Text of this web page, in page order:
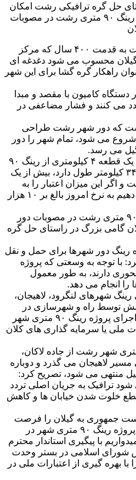
حل گره ترافیکی رشت امکان
تحقق می یابد؛قرار گرفتن پروژه رینگ ۹۰ متری رشت در مصوبات
به گزارش آفتاب خزر ، شهر رشت به قدمت ۴۰۰ سال که مرکز
محسوب می شود دغدغه ای
راهکار گره گشا برای این شهر
دستگاه کامیون با مقصد و مبدا
می کنند و فشار مضاعفی در
است که دور شهر رشت طراحی
می شود، تمام شهر را دور
گیل می رسد.
طبق آخرین برآوردها برای اجرای یک قطعه ۴ کیلومتری از رینگ ۹۰
متری رشت که در مجموع حدود ۳۴ کیلومتر طول دارد، بیش از یک
است و اگر این میزان اعتبار را به
تمام مسیر رینگ ۹۰ متری تعمیم دهیم به نرخ امروز بالغ بر ۱۰ هزار
*قرار گرفتن اجرای پروژه رینگ ۹۰ متری رشت در مصوبات دور
گامی بزرگ در راستای حل گره
رینگ دور شهرها برای حمل و نقل
با توجه به وسعتی که پروژه
دارند، به طور معمول
انجام می دهد.
شهرهای لنگرود، لاهیجان،
توسط راه و شهرسازی در
استان گیلان اشاره کرد و افزود: اجرای پروژه رینگ ۹۰ متری شهر
ملی یا سرمایه گذاری های کلان
با بیان اینکه پروژه رینگ ۹۰ متری شهر رشت از جاده لاکان،
مسیر لاهیجان می گذرد و دوباره
منتهی می شود، تصریح کرد:
می شود ترافیک به جریان اصلی تردد
خلوت شدن خیابان ها و کاهش
جمهوری به گیلان را فرصت
مغتنمی برای قرار گرفتن اجرای پروژه رینگ ۹۰ متری شهر در
با پیگیری استاندار محترم
شورای اسلامی در بستر وحدت
با بهره گیری از اعتبارات ملی در